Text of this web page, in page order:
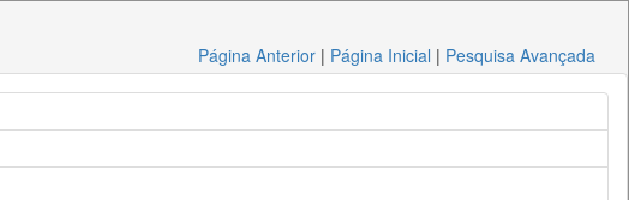
Página Anterior | Página Inicial | Pesquisa Avançada